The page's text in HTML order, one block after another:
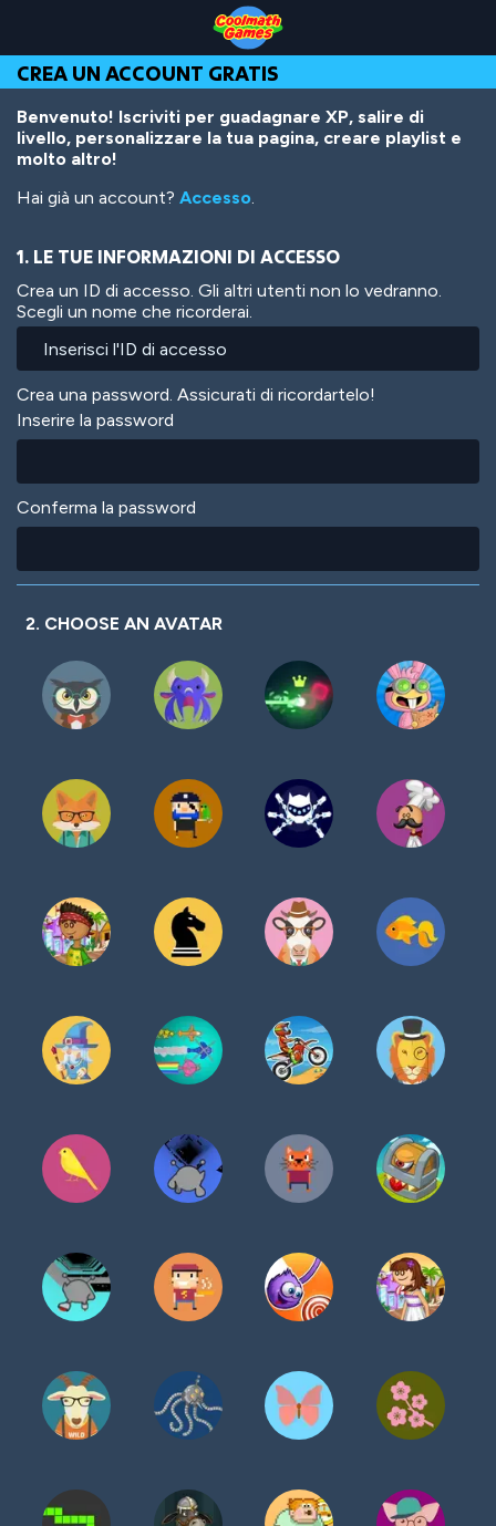
Top
of
Page
Navigation
Main
Content
Footer
contenuto
principale
CREA UN ACCOUNT GRATIS
Benvenuto! Iscriviti per guadagnare XP, salire di
livello, personalizzare la tua pagina, creare playlist e
molto altro!
Hai già un account? Accesso.
1. LE TUE INFORMAZIONI DI ACCESSO
Crea un ID di accesso. Gli altri utenti non lo vedranno.
Scegli un nome che ricorderai.
Crea una password. Assicurati di ricordartelo!
Inserire la password
Conferma la password
2. CHOOSE AN AVATAR